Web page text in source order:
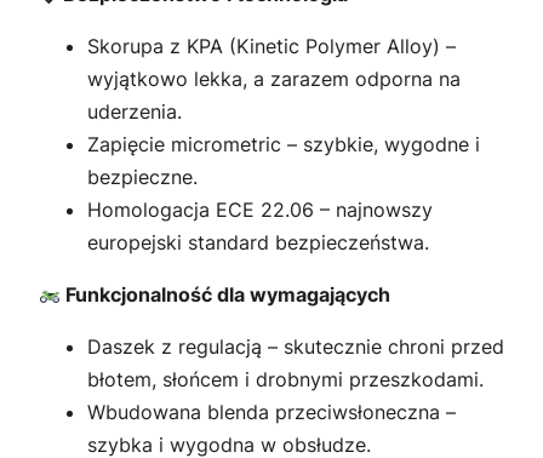
Skorupa z KPA (Kinetic Polymer Alloy) –
wyjątkowo lekka, a zarazem odporna na
uderzenia.
Zapięcie micrometric – szybkie, wygodne i
bezpieczne.
Homologacja ECE 22.06 – najnowszy
europejski standard bezpieczeństwa.
Funkcjonalność dla wymagających
Daszek z regulacją – skutecznie chroni przed
błotem, słońcem i drobnymi przeszkodami.
Wbudowana blenda przeciwsłoneczna –
szybka i wygodna w obsłudze.